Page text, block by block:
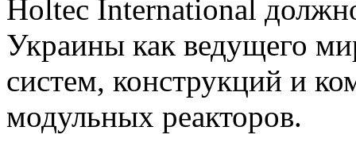
Holtec International
Украины как ведущего
систем, конструкций и
модульных реакторов.